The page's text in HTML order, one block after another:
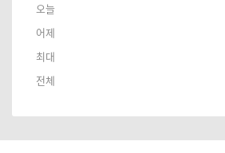
오늘
어제
최대
전체